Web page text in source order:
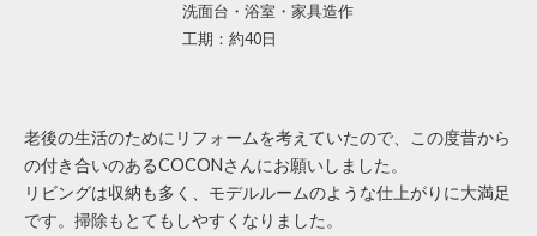
洗面台・浴室・家具造作
工期：約40日
老後の生活のためにリフォームを考えていたので、この度昔から
の付き合いのあるCOCONさんにお願いしました。
リビングは収納も多く、モデルルームのような仕上がりに大満足
です。掃除もとてもしやすくなりました。